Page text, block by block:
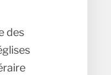
des